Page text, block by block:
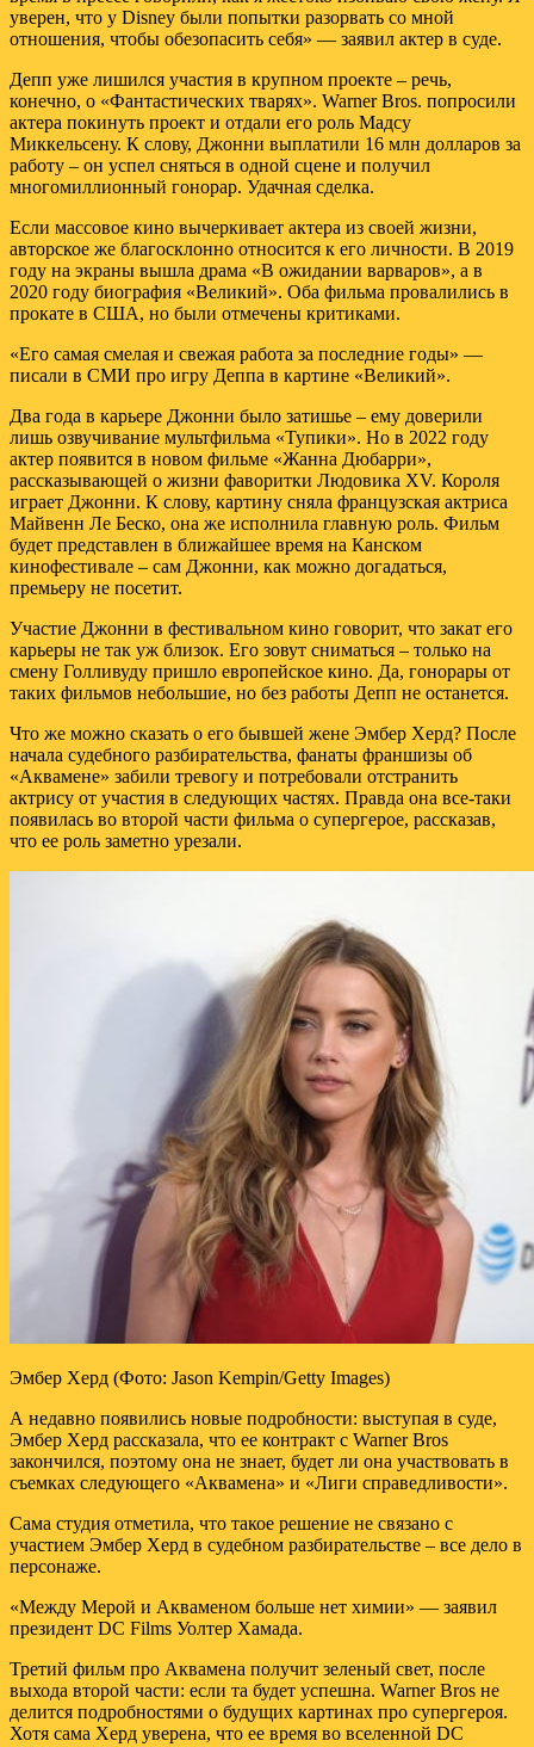
уверен, что у Disney были попытки разорвать со мной
отношения, чтобы обезопасить себя» — заявил актер в суде.
Депп уже лишился участия в крупном проекте – речь,
конечно, о «Фантастических тварях». Warner Bros. попросили
актера покинуть проект и отдали его роль Мадсу
Миккельсену. К слову, Джонни выплатили 16 млн долларов за
работу – он успел сняться в одной сцене и получил
многомиллионный гонорар. Удачная сделка.
Если массовое кино вычеркивает актера из своей жизни,
авторское же благосклонно относится к его личности. В 2019
году на экраны вышла драма «В ожидании варваров», а в
2020 году биография «Великий». Оба фильма провалились в
прокате в США, но были отмечены критиками.
«Его самая смелая и свежая работа за последние годы» —
писали в СМИ про игру Деппа в картине «Великий».
Два года в карьере Джонни было затишье – ему доверили
лишь озвучивание мультфильма «Тупики». Но в 2022 году
актер появится в новом фильме «Жанна Дюбарри»,
рассказывающей о жизни фаворитки Людовика XV. Короля
играет Джонни. К слову, картину сняла французская актриса
Майвенн Ле Беско, она же исполнила главную роль. Фильм
будет представлен в ближайшее время на Канском
кинофестивале – сам Джонни, как можно догадаться,
премьеру не посетит.
Участие Джонни в фестивальном кино говорит, что закат его
карьеры не так уж близок. Его зовут сниматься – только на
смену Голливуду пришло европейское кино. Да, гонорары от
таких фильмов небольшие, но без работы Депп не останется.
Что же можно сказать о его бывшей жене Эмбер Херд? После
начала судебного разбирательства, фанаты франшизы об
«Аквамене» забили тревогу и потребовали отстранить
актрису от участия в следующих частях. Правда она все-таки
появилась во второй части фильма о супергерое, рассказав,
что ее роль заметно урезали.
Эмбер Херд (Фото: Jason Kempin/Getty Images)
А недавно появились новые подробности: выступая в суде,
Эмбер Херд рассказала, что ее контракт с Warner Bros
закончился, поэтому она не знает, будет ли она участвовать в
съемках следующего «Аквамена» и «Лиги справедливости».
Сама студия отметила, что такое решение не связано с
участием Эмбер Херд в судебном разбирательстве – все дело в
персонаже.
«Между Мерой и Акваменом больше нет химии» — заявил
президент DC Films Уолтер Хамада.
Третий фильм про Аквамена получит зеленый свет, после
выхода второй части: если та будет успешна. Warner Bros не
делится подробностями о будущих картинах про супергероя.
Хотя сама Херд уверена, что ее время во вселенной DC